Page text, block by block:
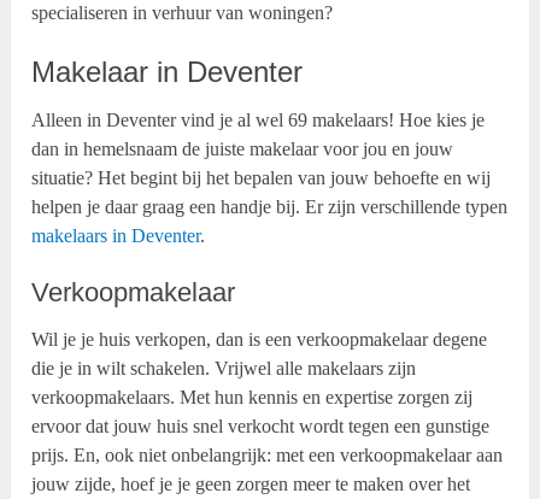
specialiseren in verhuur van woningen?
Makelaar in Deventer
Alleen in Deventer vind je al wel 69 makelaars! Hoe kies je
dan in hemelsnaam de juiste makelaar voor jou en jouw
situatie? Het begint bij het bepalen van jouw behoefte en wij
helpen je daar graag een handje bij. Er zijn verschillende typen
makelaars in Deventer.
Verkoopmakelaar
Wil je je huis verkopen, dan is een verkoopmakelaar degene
die je in wilt schakelen. Vrijwel alle makelaars zijn
verkoopmakelaars. Met hun kennis en expertise zorgen zij
ervoor dat jouw huis snel verkocht wordt tegen een gunstige
prijs. En, ook niet onbelangrijk: met een verkoopmakelaar aan
jouw zijde, hoef je je geen zorgen meer te maken over het